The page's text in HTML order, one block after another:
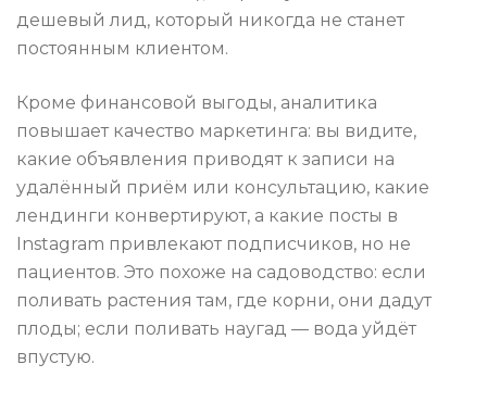
дешевый лид, который никогда не станет
постоянным клиентом.
Кроме финансовой выгоды, аналитика
повышает качество маркетинга: вы видите,
какие объявления приводят к записи на
удалённый приём или консультацию, какие
лендинги конвертируют, а какие посты в
Instagram привлекают подписчиков, но не
пациентов. Это похоже на садоводство: если
поливать растения там, где корни, они дадут
плоды; если поливать наугад — вода уйдёт
впустую.